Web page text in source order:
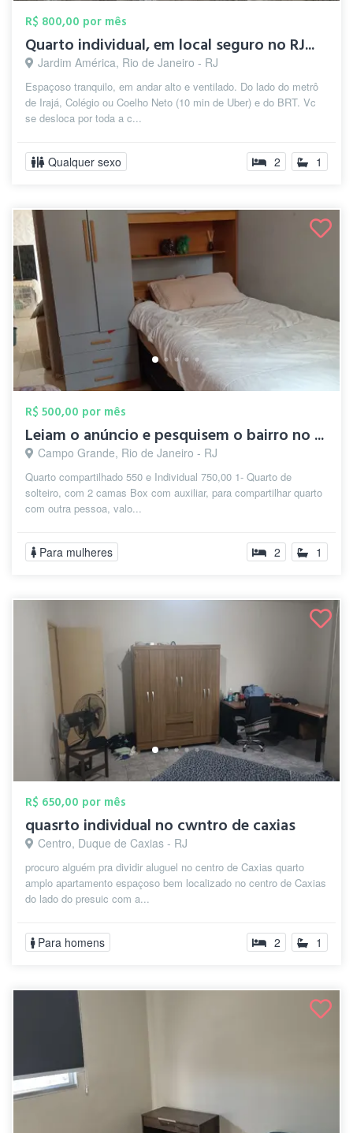
R$ 800,00 por mês
Quarto individual, em local seguro no RJ...
Jardim América, Rio de Janeiro - RJ
Espaçoso tranquilo, em andar alto e ventilado. Do lado do metrô
de Irajá, Colégio ou Coelho Neto (10 min de Uber) e do BRT. Vc
se desloca por toda a c...
Qualquer sexo 2 1
R$ 500,00 por mês
Leiam o anúncio e pesquisem o bairro no ...
Campo Grande, Rio de Janeiro - RJ
Quarto compartilhado 550 e Individual 750,00 1- Quarto de
solteiro, com 2 camas Box com auxiliar, para compartilhar quarto
com outra pessoa, valo...
Para mulheres 2 1
R$ 650,00 por mês
quasrto individual no cwntro de caxias
Centro, Duque de Caxias - RJ
procuro alguém pra dividir aluguel no centro de Caxias quarto
amplo apartamento espaçoso bem localizado no centro de Caxias
do lado do presuic com a...
Para homens 2 1